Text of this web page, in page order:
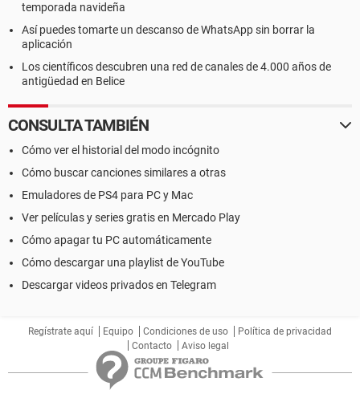
temporada navideña
Así puedes tomarte un descanso de WhatsApp sin borrar la
aplicación
Los científicos descubren una red de canales de 4.000 años de
antigüedad en Belice
CONSULTA TAMBIÉN
Cómo ver el historial del modo incógnito
Cómo buscar canciones similares a otras
Emuladores de PS4 para PC y Mac
Ver películas y series gratis en Mercado Play
Cómo apagar tu PC automáticamente
Cómo descargar una playlist de YouTube
Descargar videos privados en Telegram
Regístrate aquí Equipo Condiciones de uso
Política de privacidad
Contacto
Aviso legal